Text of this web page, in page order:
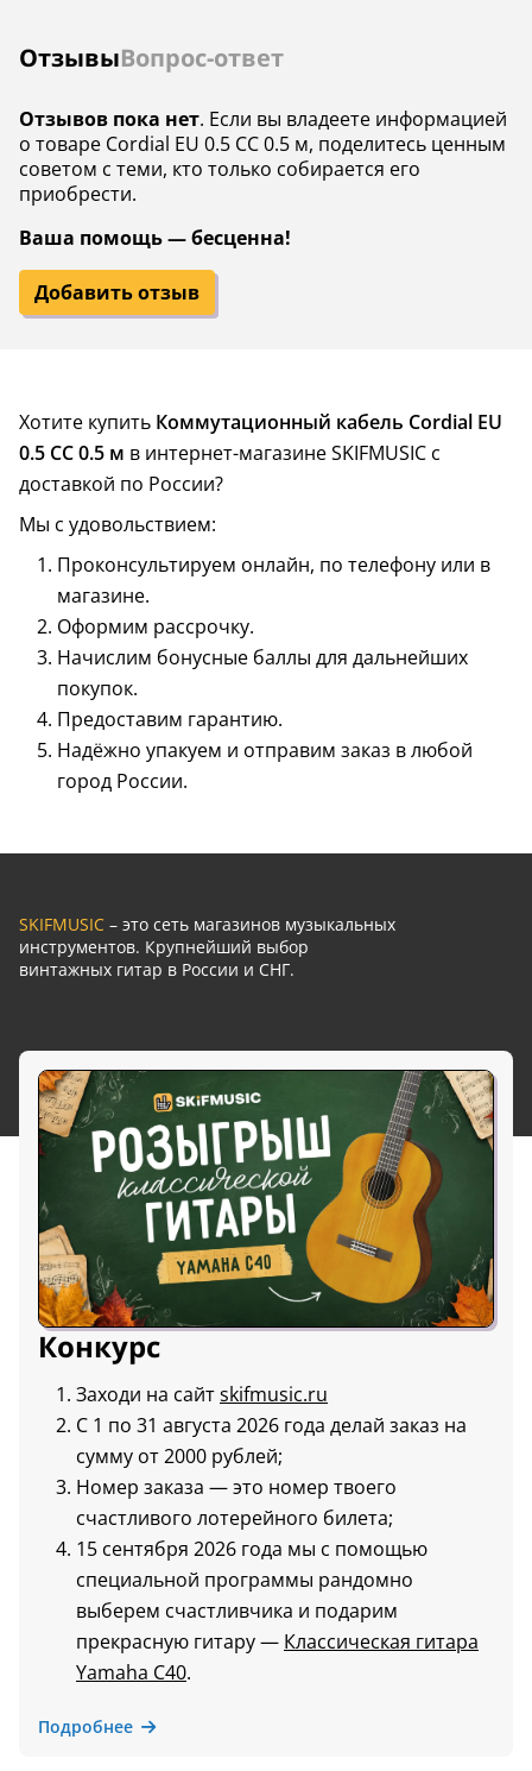
ОтзывыВопрос-ответ
Отзывов пока нет. Если вы владеете информацией
о товаре Cordial EU 0.5 CC 0.5 м, поделитесь ценным
советом с теми, кто только собирается его
приобрести.
Ваша помощь — бесценна!
Добавить отзыв
Хотите купить Коммутационный кабель Cordial EU
0.5 CC 0.5 м в интернет-магазине SKIFMUSIC с
доставкой по России?
Мы с удовольствием:
Проконсультируем онлайн, по телефону или в
магазине.
Оформим рассрочку.
Начислим бонусные баллы для дальнейших
покупок.
Предоставим гарантию.
Надёжно упакуем и отправим заказ в любой
город России.
SKIFMUSIC – это сеть магазинов музыкальных
инструментов. Крупнейший выбор
винтажных гитар в России и СНГ.
Конкурс
Заходи на сайтskifmusic.ru
С 1 по 31 августа 2026 года делай заказ на
сумму от 2000 рублей;
Номер заказа — это номер твоего
счастливого лотерейного билета;
15 сентября 2026 года мы с помощью
специальной программы рандомно
выберем счастливчика и подарим
прекрасную гитару — Классическая гитара
Yamaha C40.
Подробнее